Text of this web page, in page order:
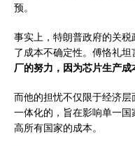
预。
事实上，特朗普政府的关
了成本不确定性。傅恪礼坦
厂的努力，因为芯片生产成
而他的担忧不仅限于经济
一体化的，旨在影响单一
高所有国家的成本。